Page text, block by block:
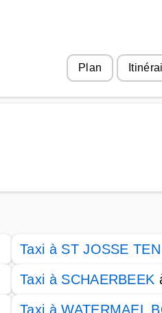
Plan
Taxi à ST JOSSE
Taxi à SCHAERBEEK
Taxi à WATERMAEL